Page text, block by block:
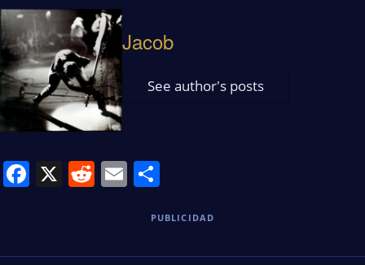
Jacob
See author's posts
Facebook
X Reddit
Email
PUBLICIDAD